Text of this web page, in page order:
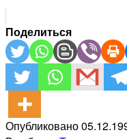
Поделиться
Опубликовано